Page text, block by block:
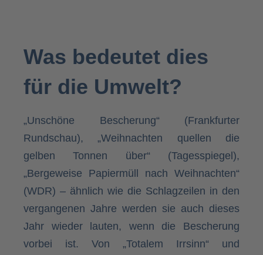
Was bedeutet dies
für die Umwelt?
„Unschöne Bescherung“ (Frankfurter
Rundschau), „Weihnachten quellen die
gelben Tonnen über“ (Tagesspiegel),
„Bergeweise Papiermüll nach Weihnachten“
(WDR) – ähnlich wie die Schlagzeilen in den
vergangenen Jahre werden sie auch dieses
Jahr wieder lauten, wenn die Bescherung
vorbei ist. Von „Totalem Irrsinn“ und